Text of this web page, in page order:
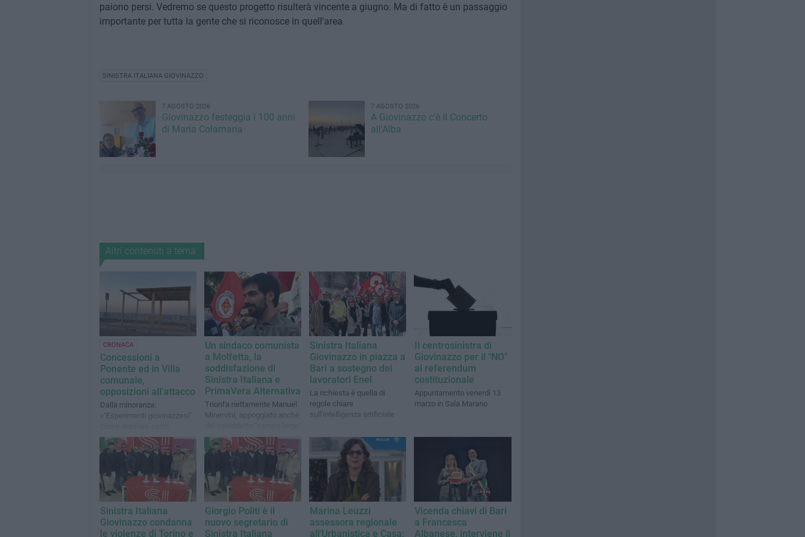
paiono persi. Vedremo se questo progetto risulterà vincente a giugno. Ma di fatto è un passaggio
importante per tutta la gente che si riconosce in quell'area.
SINISTRA ITALIANA GIOVINAZZO
7 AGOSTO 2026
Giovinazzo festeggia i 100 anni
di Maria Colamaria
7 AGOSTO 2026
A Giovinazzo c'è il Concerto
all'Alba
Altri contenuti a tema
CRONACA
Concessioni a
Ponente ed in Villa
comunale,
opposizioni all'attacco
Dalla minoranza:
«"Esperimenti giovinazzesi".
pubblici oggi per le elezioni
domani»
Un sindaco comunista
a Molfetta, la
soddisfazione di
Sinistra Italiana e
PrimaVera Alternativa
Trionfa nettamente Manuel
Minervini, appoggiato anche
Sinistra Italiana
Giovinazzo in piazza a
Bari a sostegno dei
lavoratori Enel
La richiesta è quella di
regole chiare
sull'intelligenza artificiale
Il centrosinistra di
Giovinazzo per il "NO"
al referendum
costituzionale
Appuntamento venerdì 13
marzo in Sala Marano
Sinistra Italiana
Giovinazzo condanna
le violenze di Torino e
Giorgio Politi è il
nuovo segretario di
Sinistra Italiana
Marina Leuzzi
assessora regionale
all'Urbanistica e Casa:
Vicenda chiavi di Bari
a Francesca
Albanese, interviene il